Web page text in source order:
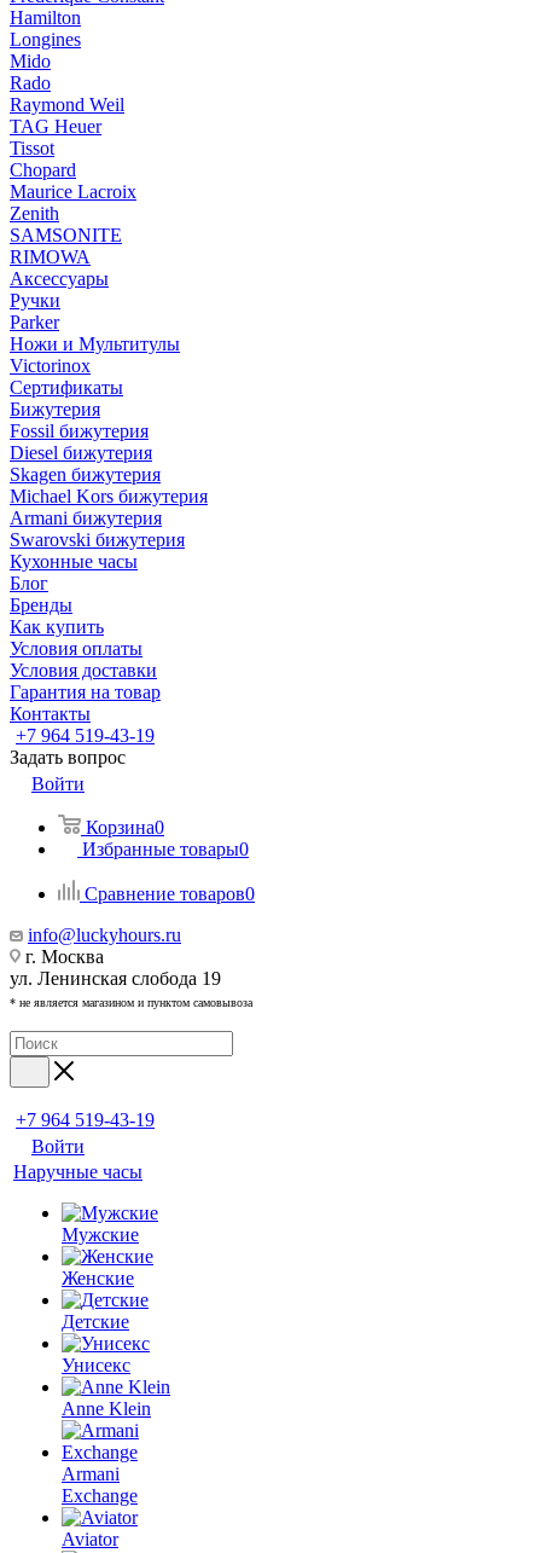
Hamilton
Longines
Mido
Rado
Raymond Weil
TAG Heuer
Tissot
Chopard
Maurice Lacroix
Zenith
SAMSONITE
RIMOWA
Аксессуары
Ручки
Parker
Ножи и Мультитулы
Victorinox
Сертификаты
Бижутерия
Fossil бижутерия
Diesel бижутерия
Skagen бижутерия
Michael Kors бижутерия
Armani бижутерия
Swarovski бижутерия
Кухонные часы
Блог
Бренды
Как купить
Условия оплаты
Условия доставки
Гарантия на товар
Контакты
+7 964 519-43-19
Задать вопрос
Войти
Корзина0
Избранные товары0
Сравнение товаров0
info@luckyhours.ru
г. Москва
ул. Ленинская слобода 19
* не является магазином и пунктом самовывоза
+7 964 519-43-19
Войти
Наручные часы
Мужские
Женские
Детские
Унисекс
Anne Klein
Armani
Exchange
Aviator